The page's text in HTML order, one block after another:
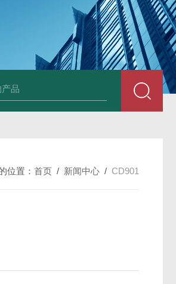
P2-O3 变送器GPA-A2-F1-P2-O3 变送器
位置： 首页 / 新闻中心 / CD901